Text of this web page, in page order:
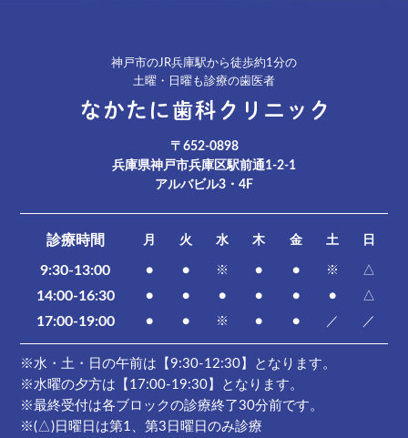
神戸市のJR兵庫駅から徒歩約1分の
土曜・日曜も診療の歯医者
〒652-0898
兵庫県神戸市兵庫区駅前通1-2-1
アルバビル3・4F
診療時間 月 火 水 木 金 土 日
9:30-13:00 ● ● ※ ● ● ※ △
14:00-16:30 ● ● ● ● ● ● △
17:00-19:00 ● ● ※ ● ● ／ ／
※水・土・日の午前は【9:30-12:30】となります。
※水曜の夕方は【17:00-19:30】となります。
※最終受付は各ブロックの診療終了30分前です。
※(△)日曜日は第1、第3日曜日のみ診療